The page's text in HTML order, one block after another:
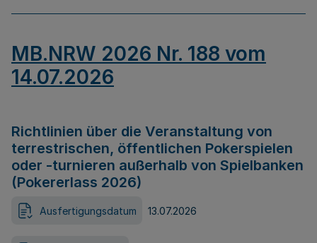
MB.NRW 2026 Nr. 188 vom
14.07.2026
Richtlinien über die Veranstaltung von
terrestrischen, öffentlichen Pokerspielen
oder -turnieren außerhalb von Spielbanken
(Pokererlass 2026)
Ausfertigungsdatum 13.07.2026